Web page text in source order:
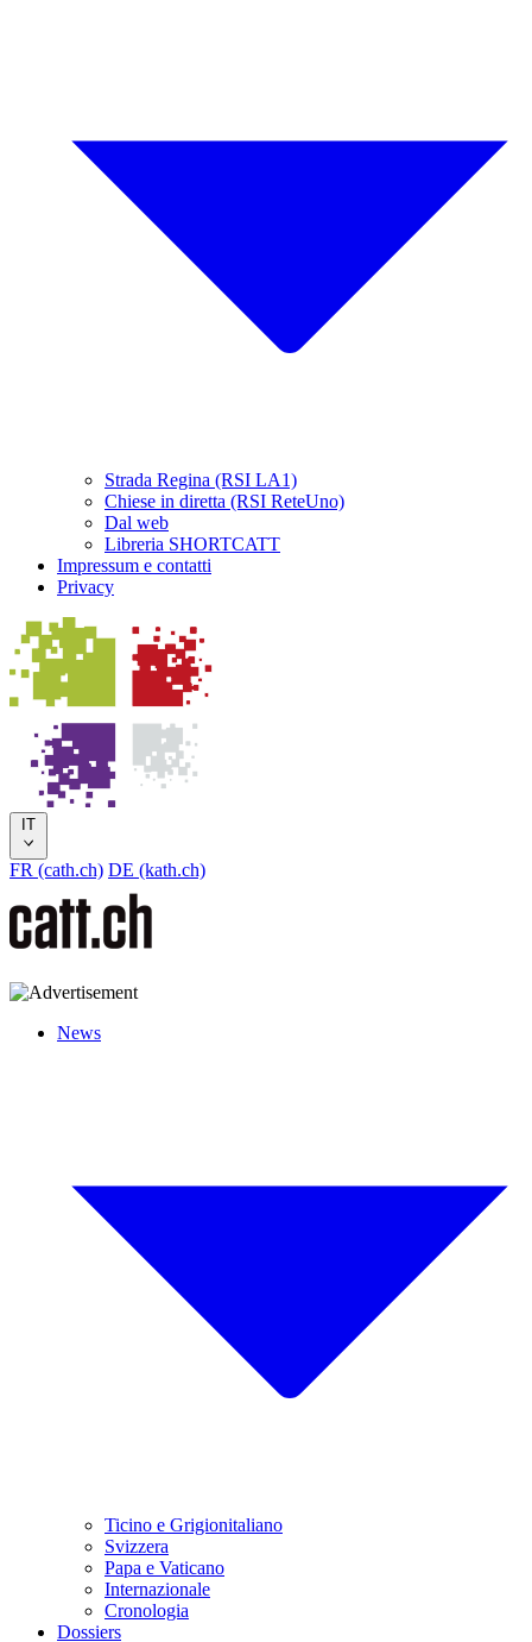
Strada Regina (RSI LA1)
Chiese in diretta (RSI ReteUno)
Dal web
Libreria SHORTCATT
Impressum e contatti
Privacy
IT
FR (cath.ch) DE (kath.ch)
News
Ticino e Grigionitaliano
Svizzera
Papa e Vaticano
Internazionale
Cronologia
Dossiers